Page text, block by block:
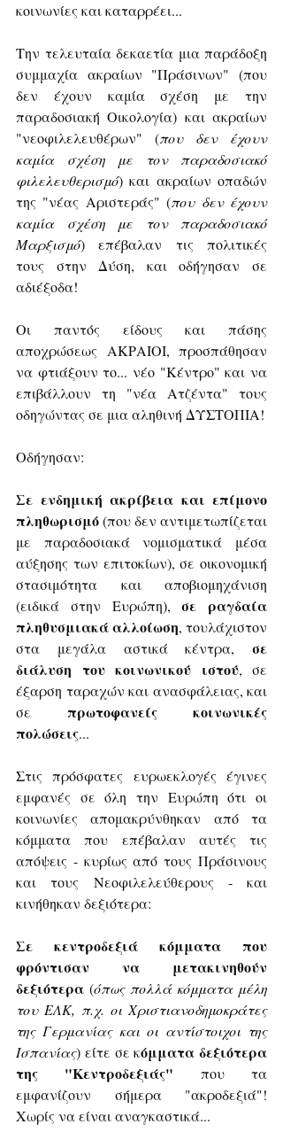
κοινωνίες και καταρρέει...
Την τελευταία δεκαετία μια παράδοξη
συμμαχία ακραίων "Πράσινων" (που
δεν έχουν καμία σχέση με την
παραδοσιακή Οικολογία) και ακραίων
"νεοφιλελευθέρων" (που δεν έχουν
καμία σχέση με τον παραδοσιακό
φιλελευθερισμό) και ακραίων οπαδών
της "νέας Αριστεράς" (που δεν έχουν
καμία σχέση με τον παραδοσιακό
Μαρξισμό) επέβαλαν τις πολιτικές
τους στην Δύση, και οδήγησαν σε
αδιέξοδα!
Οι παντός είδους και πάσης
αποχρώσεως ΑΚΡΑΙΟΙ, προσπάθησαν
να φτιάξουν το... νέο "Κέντρο" και να
επιβάλλουν τη "νέα Ατζέντα" τους
οδηγώντας σε μια αληθινή ΔΥΣΤΟΠΙΑ!
Οδήγησαν:
Σε ενδημική ακρίβεια και επίμονο
πληθωρισμό (που δεν αντιμετωπίζεται
με παραδοσιακά νομισματικά μέσα
αύξησης των επιτοκίων), σε οικονομική
στασιμότητα και αποβιομηχάνιση
(ειδικά στην Ευρώπη), σε ραγδαία
πληθυσμιακά αλλοίωση, τουλάχιστον
στα μεγάλα αστικά κέντρα, σε
διάλυση του κοινωνικού ιστού, σε
έξαρση ταραχών και ανασφάλειας, και
σε πρωτοφανείς κοινωνικές
πολώσεις...
Στις πρόσφατες ευρωεκλογές έγινες
εμφανές σε όλη την Ευρώπη ότι οι
κοινωνίες απομακρύνθηκαν από τα
κόμματα που επέβαλαν αυτές τις
απόψεις - κυρίως από τους Πράσινους
και τους Νεοφιλελεύθερους - και
κινήθηκαν δεξιότερα:
Σε κεντροδεξιά κόμματα που
φρόντισαν να μετακινηθούν
δεξιότερα (όπως πολλά κόμματα μέλη
του ΕΛΚ, π.χ. οι Χριστιανοδημοκράτες
της Γερμανίας και οι αντίστοιχοι της
Ισπανίας) είτε σε κόμματα δεξιότερα
της "Κεντροδεξιάς" που τα
εμφανίζουν σήμερα "ακροδεξιά"!
Χωρίς να είναι αναγκαστικά...